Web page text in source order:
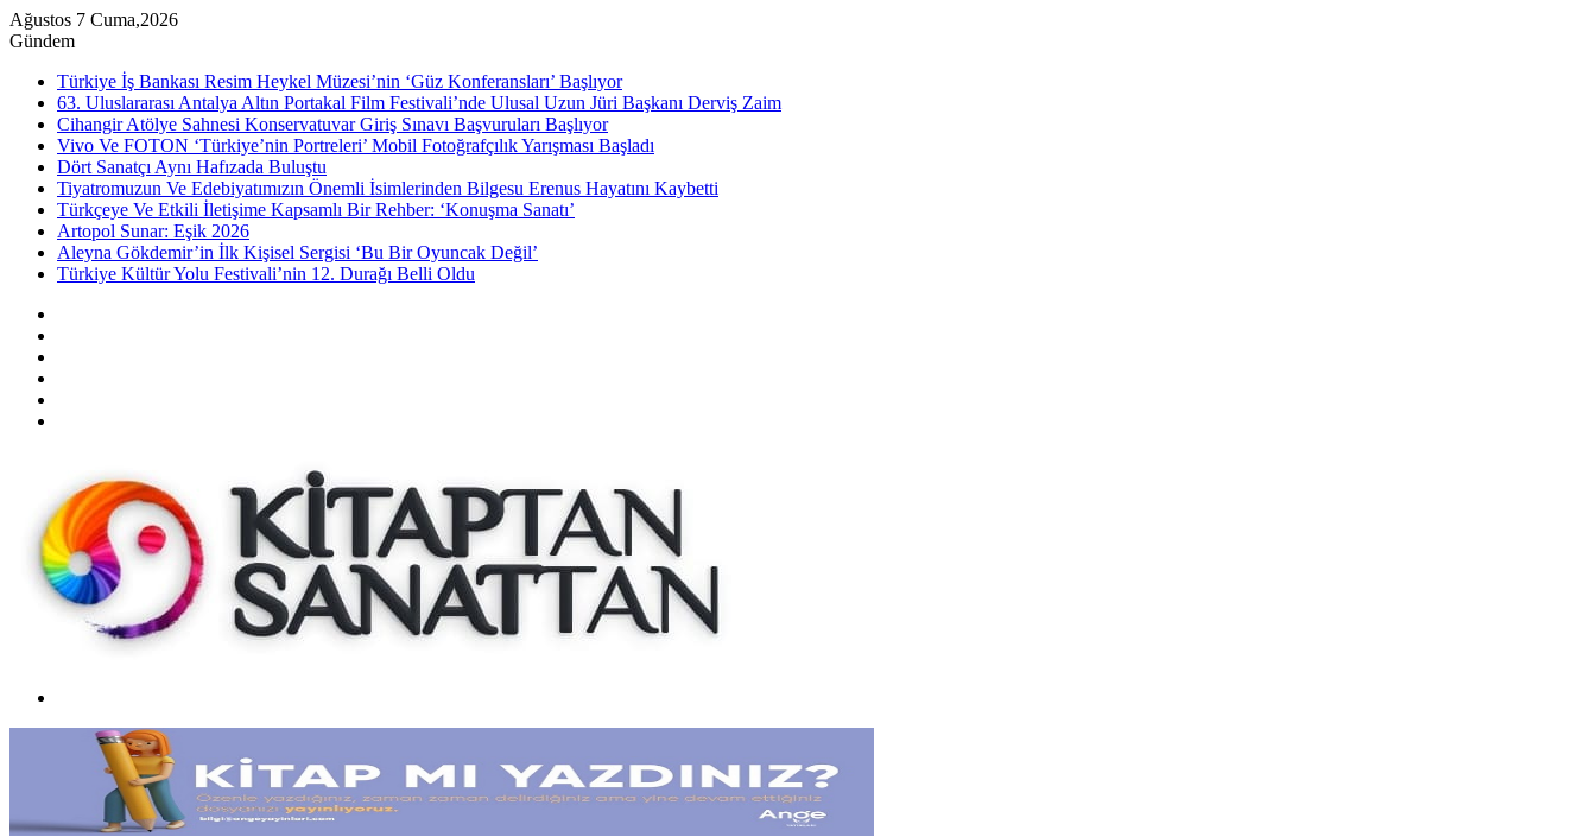
Ağustos 7 Cuma,2026
Gündem
Türkiye İş Bankası Resim Heykel Müzesi’nin ‘Güz Konferansları’ Başlıyor
63. Uluslararası Antalya Altın Portakal Film Festivali’nde Ulusal Uzun Jüri Başkanı Derviş Zaim
Cihangir Atölye Sahnesi Konservatuvar Giriş Sınavı Başvuruları Başlıyor
Vivo Ve FOTON ‘Türkiye’nin Portreleri’ Mobil Fotoğrafçılık Yarışması Başladı
Dört Sanatçı Aynı Hafızada Buluştu
Tiyatromuzun Ve Edebiyatımızın Önemli İsimlerinden Bilgesu Erenus Hayatını Kaybetti
Türkçeye Ve Etkili İletişime Kapsamlı Bir Rehber: ‘Konuşma Sanatı’
Artopol Sunar: Eşik 2026
Aleyna Gökdemir’in İlk Kişisel Sergisi ‘Bu Bir Oyuncak Değil’
Türkiye Kültür Yolu Festivali’nin 12. Durağı Belli Oldu